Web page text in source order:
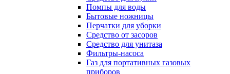
Помпы для воды
Бытовые ножницы
Перчатки для уборки
Средство от засоров
Средство для унитаза
Фильтры-насоса
Газ для портативных газовых
приборов